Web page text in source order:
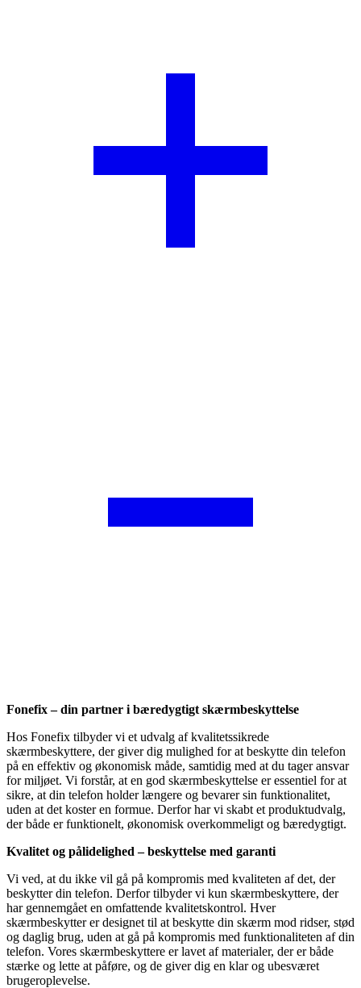
Fonefix – din partner i bæredygtigt skærmbeskyttelse
Hos Fonefix tilbyder vi et udvalg af kvalitetssikrede
skærmbeskyttere, der giver dig mulighed for at beskytte din telefon
på en effektiv og økonomisk måde, samtidig med at du tager ansvar
for miljøet. Vi forstår, at en god skærmbeskyttelse er essentiel for at
sikre, at din telefon holder længere og bevarer sin funktionalitet,
uden at det koster en formue. Derfor har vi skabt et produktudvalg,
der både er funktionelt, økonomisk overkommeligt og bæredygtigt.
Kvalitet og pålidelighed – beskyttelse med garanti
Vi ved, at du ikke vil gå på kompromis med kvaliteten af det, der
beskytter din telefon. Derfor tilbyder vi kun skærmbeskyttere, der
har gennemgået en omfattende kvalitetskontrol. Hver
skærmbeskytter er designet til at beskytte din skærm mod ridser, stød
og daglig brug, uden at gå på kompromis med funktionaliteten af din
telefon. Vores skærmbeskyttere er lavet af materialer, der er både
stærke og lette at påføre, og de giver dig en klar og ubesværet
brugeroplevelse.